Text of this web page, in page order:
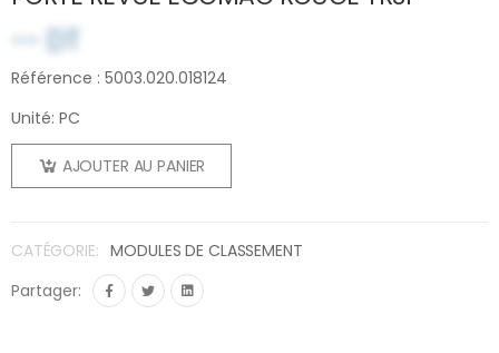
-- DT
Référence : 5003.020.018124
Unité: PC
AJOUTER AU PANIER
CATÉGORIE: MODULES DE CLASSEMENT
Partager: